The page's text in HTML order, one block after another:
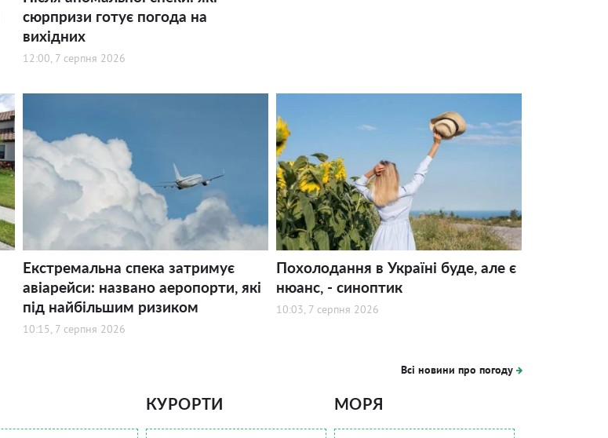
сюрпризи готує погода на
вихідних
12:00, 7 серпня 2026
Екстремальна спека затримує
авіарейси: названо аеропорти, які
під найбільшим ризиком
10:15, 7 серпня 2026
Похолодання в Україні буде, але є
нюанс, - синоптик
10:03, 7 серпня 2026
Всі новини про погоду
КУРОРТИ МОРЯ